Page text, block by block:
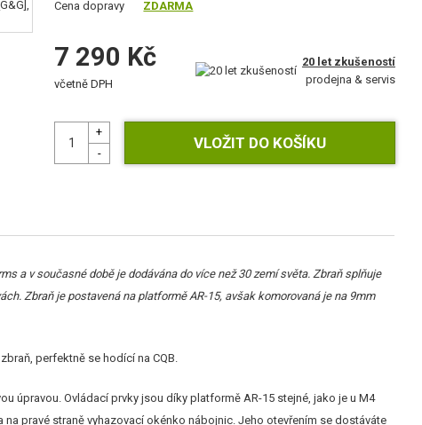
Cena dopravy
ZDARMA
7 290 Kč
včetně DPH
20 let zkušeností
prodejna & servis
a v současné době je dodávána do více než 30 zemí světa. Zbraň splňuje
Zbraň je postavená na platformě AR-15, avšak komorovaná je na 9mm
perfektně se hodící na CQB.
úpravou. Ovládací prvky jsou díky platformě AR-15 stejné, jako je u M4
pravé straně vyhazovací okénko nábojnic. Jeho otevřením se dostáváte